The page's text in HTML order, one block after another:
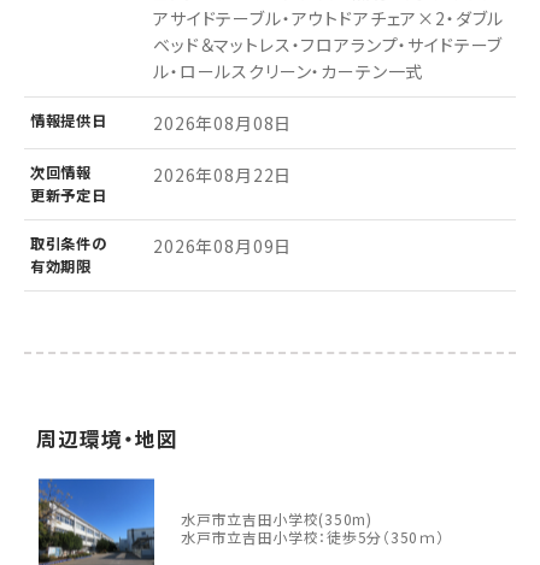
アサイドテーブル・アウトドアチェア×2・ダブル
ベッド＆マットレス・フロアランプ・サイドテーブ
ル・ロールスクリーン・カーテン一式
情報提供日 2026年08月08日
次回情報
更新予定日
2026年08月22日
取引条件の
有効期限
2026年08月09日
周辺環境・地図
水戸市立吉田小学校(350m)
水戸市立吉田小学校：徒歩5分（350ｍ）